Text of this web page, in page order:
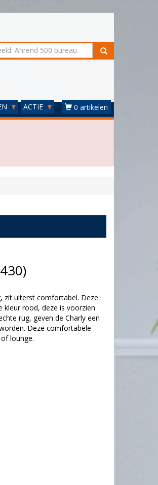
ACTIE 0 artikelen
zit uiterst comfortabel. Deze
kleur rood, deze is voorzien
rug, geven de Charly een
Deze comfortabele
lounge.